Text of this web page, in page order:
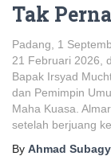
Tak
Padang, 1
21 Februari 2026,
Bapak Irsyad
dan Pemimpin
Maha Kuasa.
setelah berjuang
By Ahmad